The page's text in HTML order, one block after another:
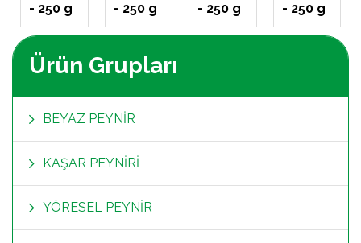
- 250 g
- 250 g
- 250 g
- 250 g
Ürün Grupları
BEYAZ PEYNİR
KAŞAR PEYNİRİ
YÖRESEL PEYNİR